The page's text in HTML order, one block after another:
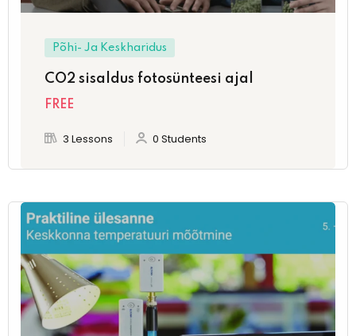
Põhi- Ja Keskharidus
CO2 sisaldus fotosünteesi ajal
FREE
3 Lessons 0 Students